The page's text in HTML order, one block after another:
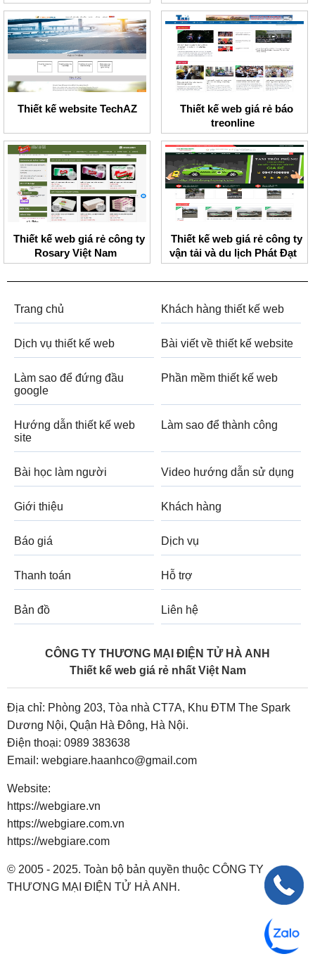
Thiết kế website TechAZ
Thiết kế web giá rẻ báo
treonline
Thiết kế web giá rẻ công ty
Rosary Việt Nam
Thiết kế web giá rẻ công ty
vận tải và du lịch Phát Đạt
Trang chủ Khách hàng thiết kế web
Dịch vụ thiết kế web Bài viết về thiết kế website
Làm sao để đứng đầu
google
Phần mềm thiết kế web
Hướng dẫn thiết kế web
site
Làm sao để thành công
Bài học làm người Video hướng dẫn sử dụng
Giới thiệu Khách hàng
Báo giá Dịch vụ
Thanh toán Hỗ trợ
Bản đồ Liên hệ
CÔNG TY THƯƠNG MẠI ĐIỆN TỬ HÀ ANH
Thiết kế web giá rẻ nhất Việt Nam
Địa chỉ: Phòng 203, Tòa nhà CT7A, Khu ĐTM The Spark
Dương Nội, Quận Hà Đông, Hà Nội.
Điện thoại: 0989 383638
Email: webgiare.haanhco@gmail.com
Website:
https://webgiare.vn
https://webgiare.com.vn
https://webgiare.com
© 2005 - 2025. Toàn bộ bản quyền thuộc CÔNG TY
THƯƠNG MẠI ĐIỆN TỬ HÀ ANH.